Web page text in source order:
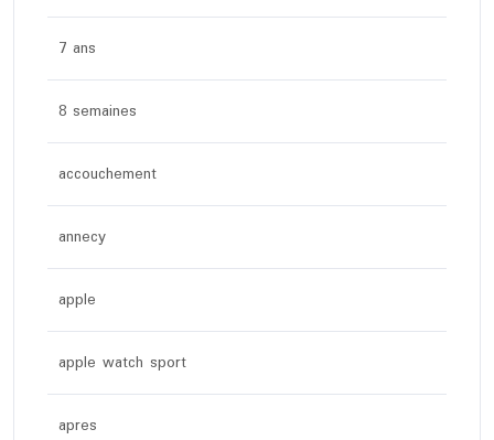
7 ans
8 semaines
accouchement
annecy
apple
apple watch sport
apres